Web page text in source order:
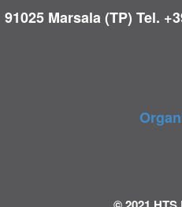
91025 Marsala (TP) Tel.